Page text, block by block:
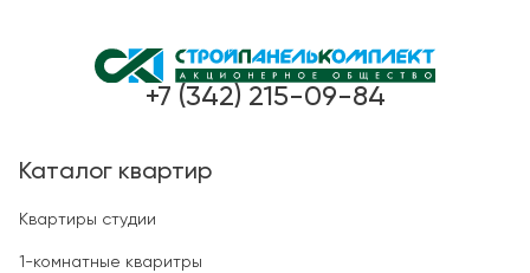
+7 (342) 215-09-84
Каталог квартир
Квартиры студии
1-комнатные кваритры